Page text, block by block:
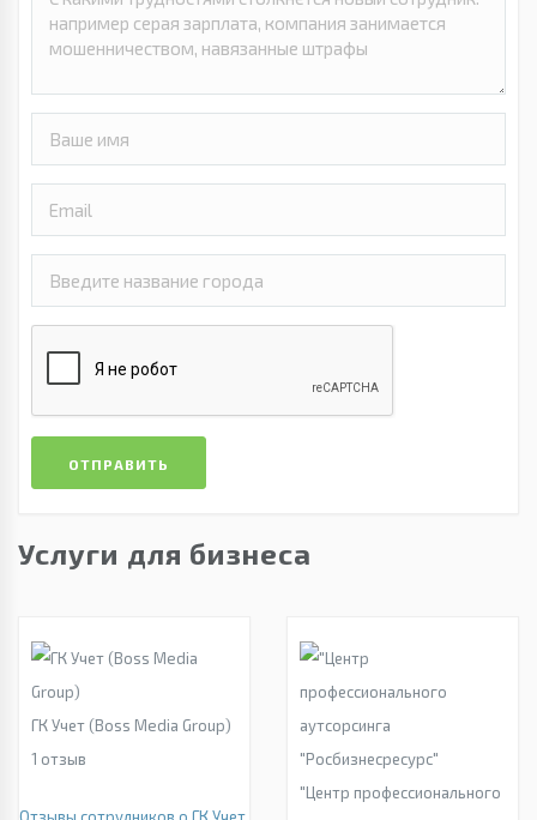
ОТПРАВИТЬ
Услуги для бизнеса
ГК Учет (Boss Media Group)
1 отзыв
"Центр профессионального